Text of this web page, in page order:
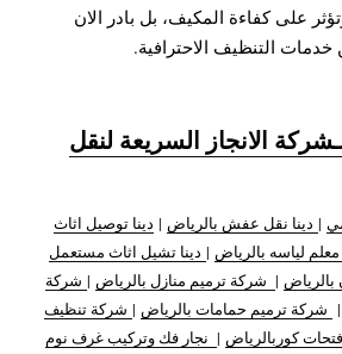
على كفاءة المكيف، بل بادر الان
خدمات التنظيف الاحترافية.
الانجاز السريعة لنقل
| دينا نقل عفش بالرياض | دينا توصيل اثاث
معلم لياسه بالرياض | دينا تشيل اثاث مستعمل
| شركة ترميم منازل بالرياض | شركة
| شركة ترميم حمامات بالرياض | شركة تنظيف
كوربالرياض | نجار فك وتركيب غرف نوم